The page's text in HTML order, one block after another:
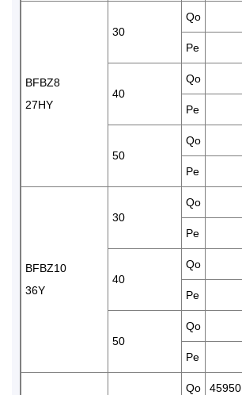
BFBZ8
27HY
30
Qo
Pe
40
Qo
Pe
50
Qo
Pe
BFBZ10
36Y
30
Qo
Pe
40
Qo
Pe
50
Qo
Pe
Qo 45950